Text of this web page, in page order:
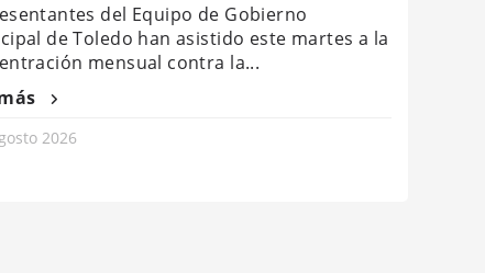
del Equipo de Gobierno
de Toledo han asistido este martes a la
mensual contra la...
2026